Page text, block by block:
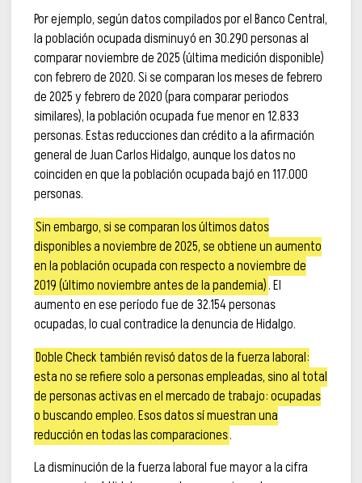
Por ejemplo, según datos compilados por el Banco Central,
la población ocupada disminuyó en 30.290 personas al
comparar noviembre de 2025 (última medición disponible)
con febrero de 2020. Si se comparan los meses de febrero
de 2025 y febrero de 2020 (para comparar periodos
similares), la población ocupada fue menor en 12.833
personas. Estas reducciones dan crédito a la afirmación
general de Juan Carlos Hidalgo, aunque los datos no
coinciden en que la población ocupada bajó en 117.000
personas.
Sin embargo, si se comparan los últimos datos
disponibles a noviembre de 2025, se obtiene un aumento
en la población ocupada con respecto a noviembre de
2019 (último noviembre antes de la pandemia). El
aumento en ese período fue de 32.154 personas
ocupadas, lo cual contradice la denuncia de Hidalgo.
Doble Check también revisó datos de la fuerza laboral:
esta no se refiere solo a personas empleadas, sino al total
de personas activas en el mercado de trabajo: ocupadas
o buscando empleo. Esos datos sí muestran una
reducción en todas las comparaciones.
La disminución de la fuerza laboral fue mayor a la cifra